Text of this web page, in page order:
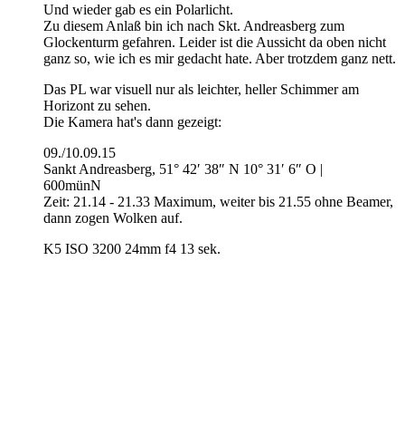
Und wieder gab es ein Polarlicht.
Zu diesem Anlaß bin ich nach Skt. Andreasberg zum
Glockenturm gefahren. Leider ist die Aussicht da oben nicht
ganz so, wie ich es mir gedacht hate. Aber trotzdem ganz nett.
Das PL war visuell nur als leichter, heller Schimmer am
Horizont zu sehen.
Die Kamera hat's dann gezeigt:
09./10.09.15
Sankt Andreasberg, 51° 42′ 38″ N 10° 31′ 6″ O |
600münN
Zeit: 21.14 - 21.33 Maximum, weiter bis 21.55 ohne Beamer,
dann zogen Wolken auf.
K5 ISO 3200 24mm f4 13 sek.